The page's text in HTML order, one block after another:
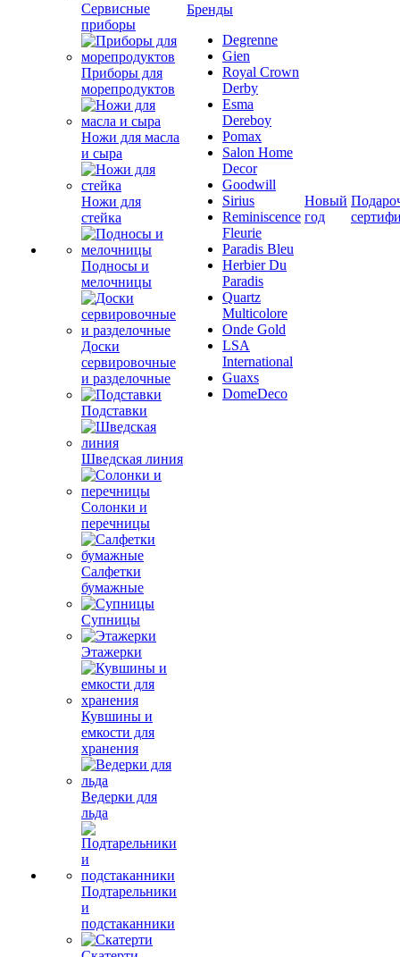
Сервисные
приборы
Приборы для
морепродуктов
Ножи для масла
и сыра
Ножи для
стейка
Подносы и
мелочницы
Доски
сервировочные
и разделочные
Подставки
Шведская линия
Солонки и
перечницы
Салфетки
бумажные
Супницы
Этажерки
Кувшины и
емкости для
хранения
Ведерки для
льда
Подтарельники
и
подстаканники
Бренды
Degrenne
Gien
Royal Crown
Derby
Esma
Dereboy
Pomax
Salon Home
Decor
Goodwill
Sirius
Reminiscence
Fleurie
Paradis Bleu
Herbier Du
Paradis
Quartz
Multicolore
Onde Gold
LSA
International
Guaxs
DomeDeco
Новый
год